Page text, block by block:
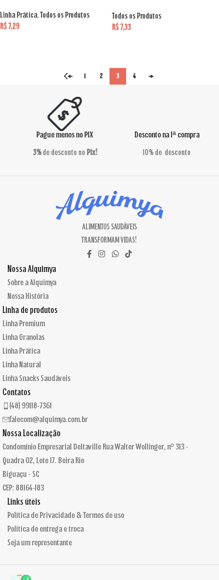
Linha Prática,Todos os Produtos
R$7,29
Todos os Produtos
R$7,33
← 1 2 3 4 →
Desconto na 1ª compra
10% de desconto
Sem químicos, sem aditivos
Só o essencial
ALIMENTOS SAUDÁVEIS
TRANSFORMAM VIDAS!
Nossa Alquimya
Sobre a Alquimya
Nossa História
Linha de produtos
Linha Premium
Linha Granolas
Linha Prática
Linha Natural
Linha Snacks Saudáveis
Contatos
(48) 99118-7361
falecom@alquimya.com.br
Nossa Localização
Condomínio Empresarial Deltaville Rua Walter Wollinger, nº 313 -
Quadra 02, Lote 17. Beira Rio
Biguaçu - SC
CEP: 88164-183
Links úteis
Política de Privacidade & Termos de uso
Política de entrega e troca
Seja um representante